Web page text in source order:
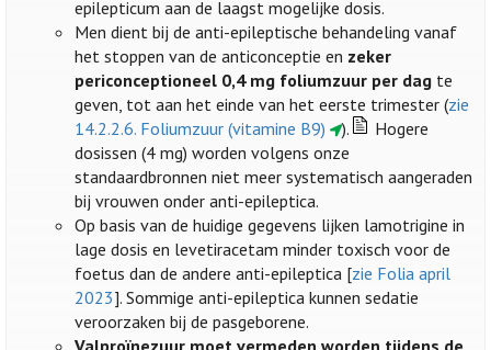
epilepticum aan de laagst mogelijke dosis.
Men dient bij de anti-epileptische behandeling vanaf
het stoppen van de anticonceptie en zeker
periconceptioneel 0,4 mg foliumzuur per dag te
geven, tot aan het einde van het eerste trimester (zie
14.2.2.6. Foliumzuur (vitamine B9)
).
Hogere
dosissen (4 mg) worden volgens onze
standaardbronnen niet meer systematisch aangeraden
bij vrouwen onder anti-epileptica.
Op basis van de huidige gegevens lijken lamotrigine in
lage dosis en levetiracetam minder toxisch voor de
foetus dan de andere anti-epileptica [zie Folia april
2023]. Sommige anti-epileptica kunnen sedatie
veroorzaken bij de pasgeborene.